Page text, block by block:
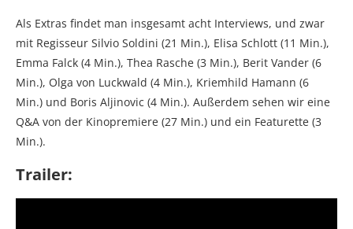
Als Extras findet man insgesamt acht Interviews, und zwar
mit Regisseur Silvio Soldini (21 Min.), Elisa Schlott (11 Min.),
Emma Falck (4 Min.), Thea Rasche (3 Min.), Berit Vander (6
Min.), Olga von Luckwald (4 Min.), Kriemhild Hamann (6
Min.) und Boris Aljinovic (4 Min.). Außerdem sehen wir eine
Q&A von der Kinopremiere (27 Min.) und ein Featurette (3
Min.).
Trailer: